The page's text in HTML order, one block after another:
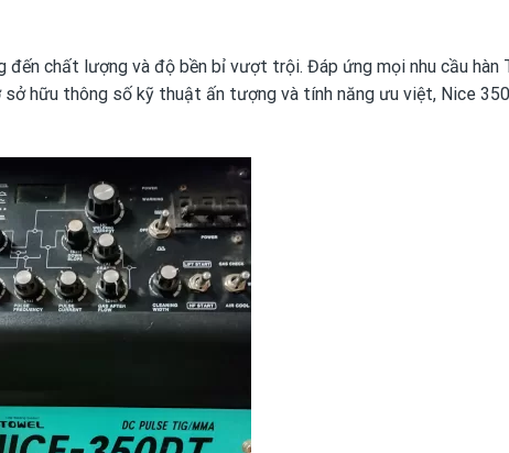
đến chất lượng và độ bền bỉ vượt trội. Đáp ứng mọi nhu cầu hàn
sở hữu thông số kỹ thuật ấn tượng và tính năng ưu việt, Nice